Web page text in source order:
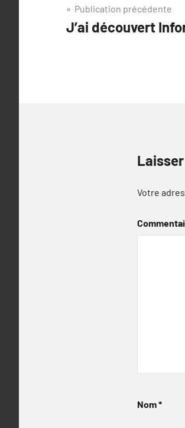
Navigation
de
Publication précédente
J’ai découvert
Votre
Nom*